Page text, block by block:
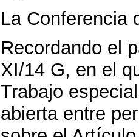
La Conferencia
Recordando el
XI/14 G, en el
Trabajo
abierta entre